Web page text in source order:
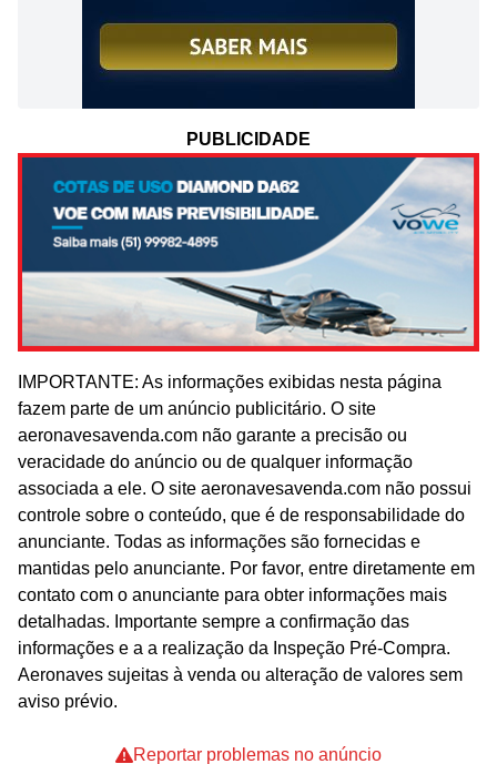
PUBLICIDADE
IMPORTANTE: As informações exibidas nesta página
fazem parte de um anúncio publicitário. O site
aeronavesavenda.com não garante a precisão ou
veracidade do anúncio ou de qualquer informação
associada a ele. O site aeronavesavenda.com não possui
controle sobre o conteúdo, que é de responsabilidade do
anunciante. Todas as informações são fornecidas e
mantidas pelo anunciante. Por favor, entre diretamente em
contato com o anunciante para obter informações mais
detalhadas. Importante sempre a confirmação das
informações e a a realização da Inspeção Pré-Compra.
Aeronaves sujeitas à venda ou alteração de valores sem
aviso prévio.
Reportar problemas no anúncio